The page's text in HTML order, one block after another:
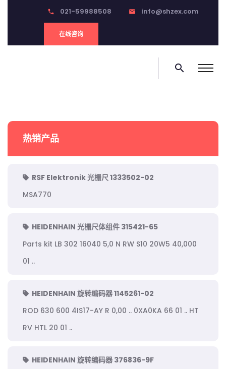
phone 021-59988508 email info@shzex.com
在线咨询
search
热销产品
RSF Elektronik 光栅尺 1333502-02
MSA770
HEIDENHAIN 光栅尺体组件 315421-65
Parts kit LB 302 16040 5,0 N RW S10 20W5 40,000
01 ..
HEIDENHAIN 旋转编码器 1145261-02
ROD 630 600 4IS17-AY R 0,00 .. 0XA0KA 66 01 .. HT
RV HTL 20 01 ..
HEIDENHAIN 旋转编码器 376836-9F